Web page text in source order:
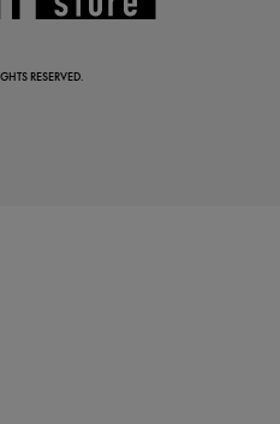
RESERVED.